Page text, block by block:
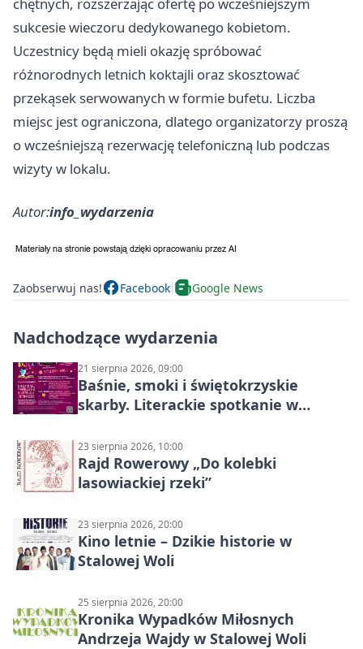
sukcesie wieczoru dedykowanego kobietom.
Uczestnicy będą mieli okazję spróbować
różnorodnych letnich koktajli oraz skosztować
przekąsek serwowanych w formie bufetu. Liczba
miejsc jest ograniczona, dlatego organizatorzy proszą
o wcześniejszą rezerwację telefoniczną lub podczas
wizyty w lokalu.
Autor:info_wydarzenia
Zaobserwuj nas! Facebook Google News
Nadchodzące wydarzenia
21 sierpnia 2026, 09:00
Baśnie, smoki i świętokrzyskie
skarby. Literackie spotkanie w
23 sierpnia 2026, 10:00
Rajd Rowerowy „Do kolebki
lasowiackiej rzeki”
23 sierpnia 2026, 20:00
Kino letnie – Dzikie historie w
Stalowej Woli
25 sierpnia 2026, 20:00
Kronika Wypadków Miłosnych
Andrzeja Wajdy w Stalowej Woli